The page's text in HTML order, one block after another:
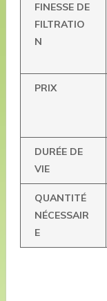
FINESSE DE
FILTRATIO
N
PRIX
DURÉE DE
VIE
QUANTITÉ
NÉCESSAIR
E